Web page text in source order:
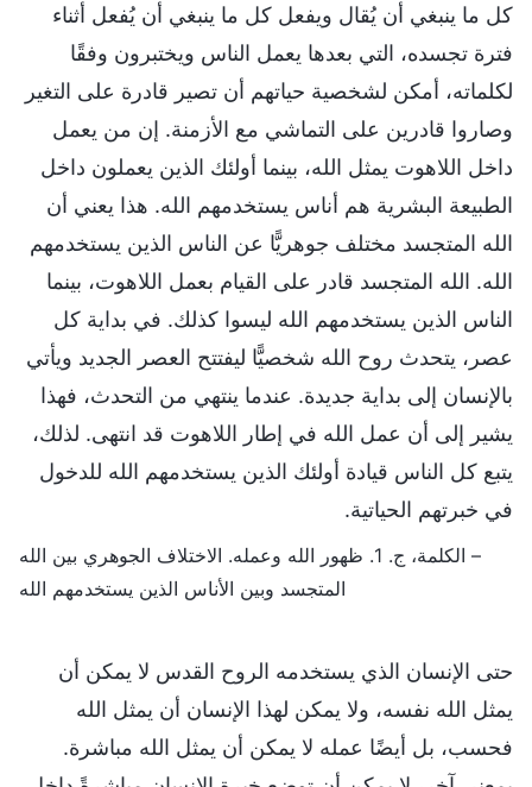
كل ما ينبغي أن يُقال ويفعل كل ما ينبغي أن يُفعل أثناء
فترة تجسده، التي بعدها يعمل الناس ويختبرون وفقًا
لكلماته، أمكن لشخصية حياتهم أن تصير قادرة على التغير
وصاروا قادرين على التماشي مع الأزمنة. إن من يعمل
داخل اللاهوت يمثل الله، بينما أولئك الذين يعملون داخل
الطبيعة البشرية هم أناس يستخدمهم الله. هذا يعني أن
الله المتجسد مختلف جوهريًّا عن الناس الذين يستخدمهم
الله. الله المتجسد قادر على القيام بعمل اللاهوت، بينما
الناس الذين يستخدمهم الله ليسوا كذلك. في بداية كل
عصر، يتحدث روح الله شخصيًّا ليفتتح العصر الجديد ويأتي
بالإنسان إلى بداية جديدة. عندما ينتهي من التحدث، فهذا
يشير إلى أن عمل الله في إطار اللاهوت قد انتهى. لذلك،
يتبع كل الناس قيادة أولئك الذين يستخدمهم الله للدخول
في خبرتهم الحياتية.
– الكلمة، ج. 1. ظهور الله وعمله. الاختلاف الجوهري بين الله
المتجسد وبين الأناس الذين يستخدمهم الله
حتى الإنسان الذي يستخدمه الروح القدس لا يمكن أن
يمثل الله نفسه، ولا يمكن لهذا الإنسان أن يمثل الله
فحسب، بل أيضًا عمله لا يمكن أن يمثل الله مباشرة.